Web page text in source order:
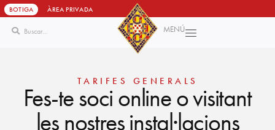
Vés
BOTIGA ÀREA PRIVADA
MENÚ
TARIFES GENERALS
Fes-te soci online o visitant
les nostres instal·lacions